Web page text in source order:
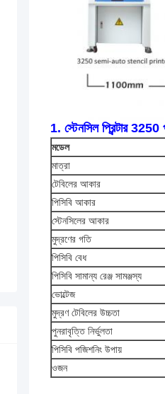
1. স্টেনসিল প্রিন্টার 3250
মডেল
মাত্রা
টেবিলের আকার
পিসিবি আকার
স্টেনসিলের আকার
মুদ্রণের গতি
পিসিবি বেধ
পিসিবি সামান্য রেঞ্জ সামঞ্জস্য
ভোল্টেজ
মুদ্রণ টেবিলের উচ্চতা
পুনরাবৃত্তি নির্ভুলতা
পিসিবি পজিশনিং উপায়
ওজন